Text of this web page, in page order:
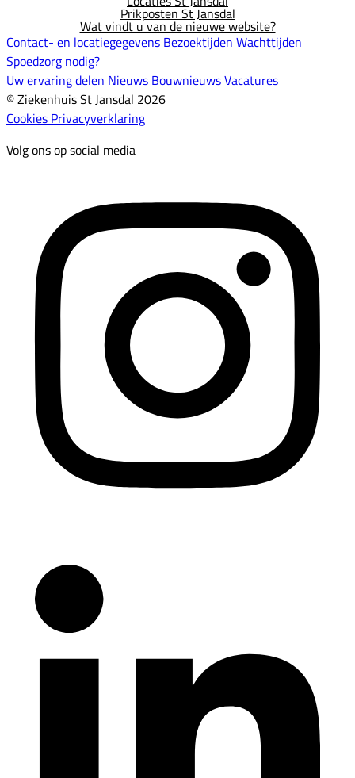
Prikposten St Jansdal
Wat vindt u van de nieuwe website?
Contact- en locatiegegevens Bezoektijden Wachttijden
Spoedzorg nodig?
Uw ervaring delen Nieuws BouwnieuwsVacatures
© Ziekenhuis St Jansdal 2026
Cookies Privacyverklaring
Volg ons op social media